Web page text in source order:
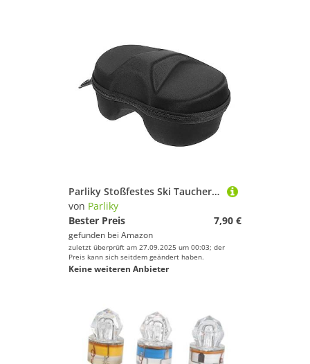
Parliky Stoßfestes Ski Taucherbrillen etui mit Reißverschluss Kratzfeste Aufbewahrungsbox mit Haken Erweiterte Passform für Skibrillen Robustes Schutzgehäuse für Outdoor sportarten
von Parliky
Bester Preis
7,90 €
gefunden bei Amazon
zuletzt überprüft am 27.09.2025 um 00:03; der
Preis kann sich seitdem geändert haben.
Keine weiteren Anbieter